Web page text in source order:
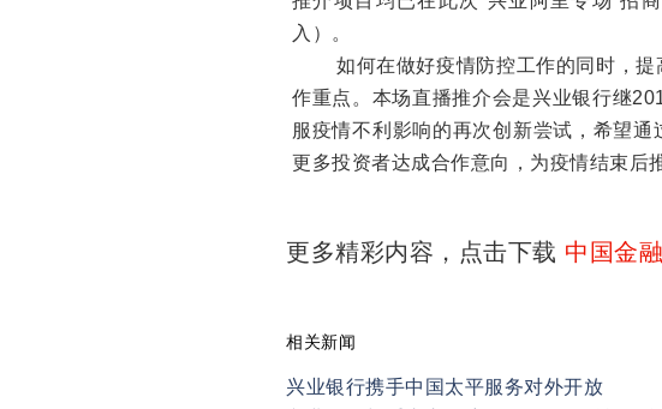
入）。
如何在做好疫情防控工作的同时，提
作重点。本场直播推介会是兴业银行继
服疫情不利影响的再次创新尝试，希望
更多投资者达成合作意向，为疫情结束后
更多精彩内容，点击下载 中国金
相关新闻
兴业银行携手中国太平服务对外开放